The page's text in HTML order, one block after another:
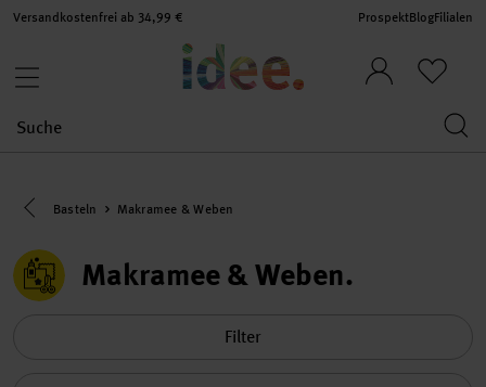
Versandkostenfrei ab 34,99 € ProspektBlogFilialen
Eine Kategorie zurück navigieren
Basteln Makramee & Weben
Makramee & Weben
Filter